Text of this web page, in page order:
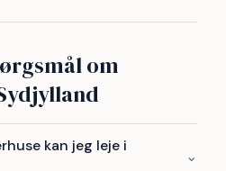
om
kan jeg leje i
⌄